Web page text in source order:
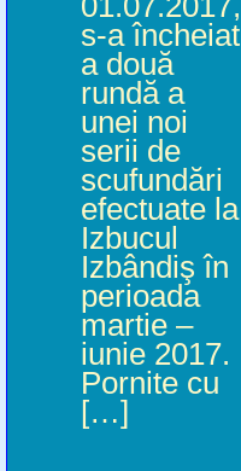
s-a încheiat
a două
rundă a
unei noi
serii de
scufundări
efectuate la
Izbucul
Izbândiş în
perioada
martie –
iunie 2017.
Pornite cu
[…]